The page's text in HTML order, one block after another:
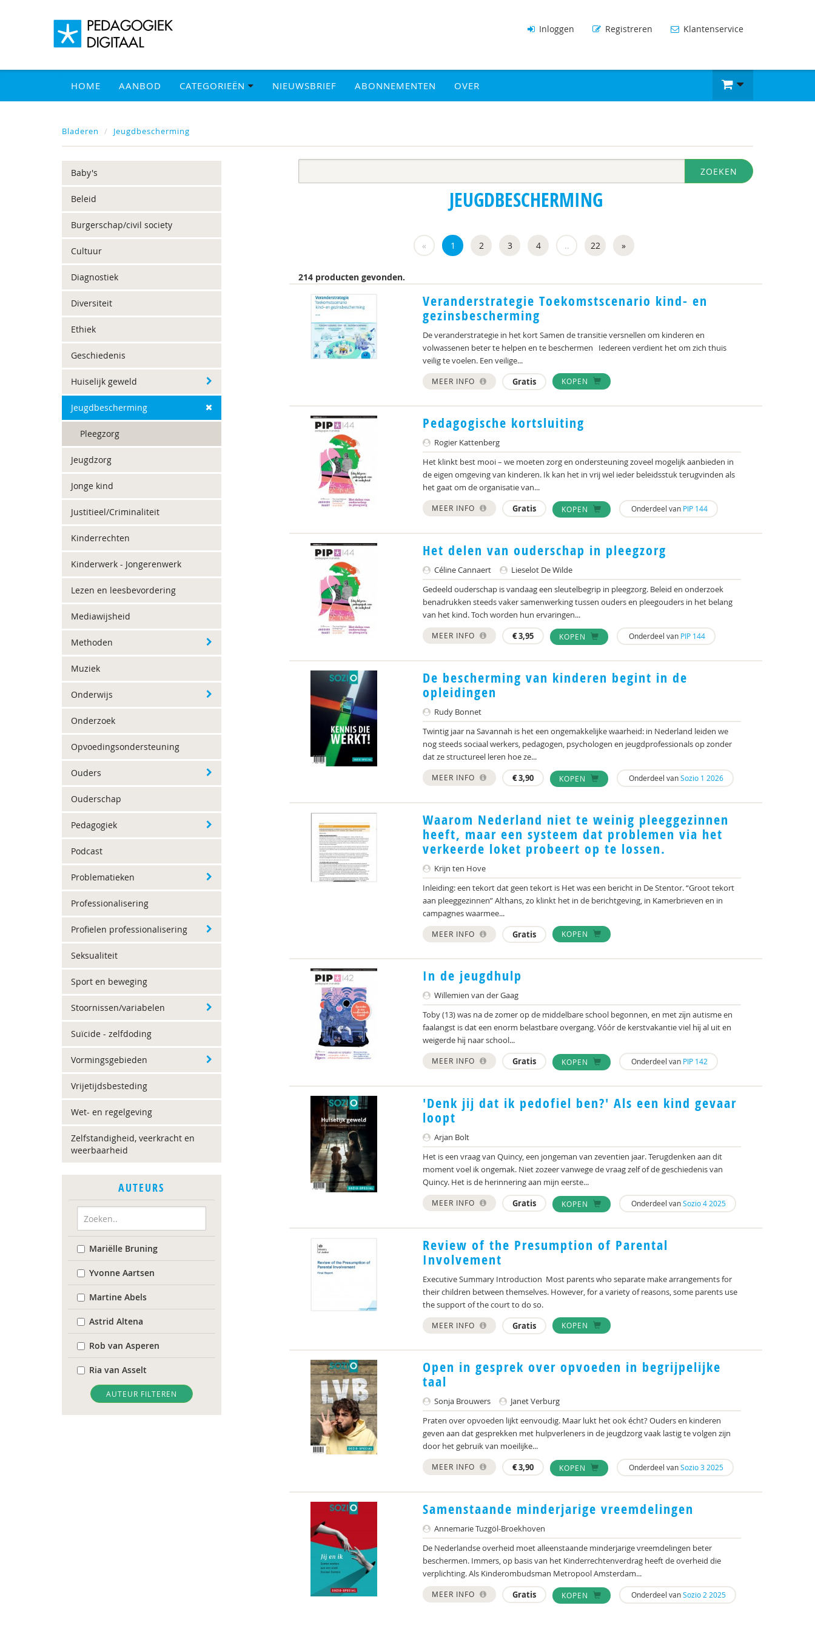
Inloggen Registreren Klantenservice
HOME AANBOD CATEGORIEËN NIEUWSBRIEF ABONNEMENTEN OVER
Bladeren Jeugdbescherming
Baby's
Beleid
Burgerschap/civil society
Cultuur
Diagnostiek
Diversiteit
Ethiek
Geschiedenis
Huiselijk geweld
Jeugdbescherming
Pleegzorg
Jeugdzorg
Jonge kind
Justitieel/Criminaliteit
Kinderrechten
Kinderwerk - Jongerenwerk
Lezen en leesbevordering
Mediawijsheid
Methoden
Muziek
Onderwijs
Onderzoek
Opvoedingsondersteuning
Ouders
Ouderschap
Pedagogiek
Podcast
Problematieken
Professionalisering
Profielen professionalisering
Seksualiteit
Sport en beweging
Stoornissen/variabelen
Suïcide - zelfdoding
Vormingsgebieden
Vrijetijdsbesteding
Wet- en regelgeving
Zelfstandigheid, veerkracht en
weerbaarheid
AUTEURS
Mariëlle Bruning
Yvonne Aartsen
Martine Abels
Astrid Altena
Rob van Asperen
Ria van Asselt
Mark Assink
Herman Baartman
AUTEUR FILTEREN
ZOEKEN
JEUGDBESCHERMING
« 1 2 3 4 .. 22 »
214 producten gevonden.
Veranderstrategie Toekomstscenario kind- en
gezinsbescherming
De veranderstrategie in het kort Samen de transitie versnellen om kinderen en
volwassenen beter te helpen en te beschermen Iedereen verdient het om zich thuis
veilig te voelen. Een veilige...
MEER INFO Gratis KOPEN
Pedagogische kortsluiting
Rogier Kattenberg
Het klinkt best mooi – we moeten zorg en ondersteuning zoveel mogelijk aanbieden in
de eigen omgeving van kinderen. Ik kan het in vrij wel ieder beleidsstuk terugvinden als
het gaat om de organisatie van...
MEER INFO Gratis KOPEN Onderdeel van PIP 144
Het delen van ouderschap in pleegzorg
Céline Cannaert
Lieselot De Wilde
Gedeeld ouderschap is vandaag een sleutelbegrip in pleegzorg. Beleid en onderzoek
benadrukken steeds vaker samenwerking tussen ouders en pleegouders in het belang
van het kind. Toch worden hun ervaringen...
MEER INFO €3,95 KOPEN Onderdeel van PIP 144
De bescherming van kinderen begint in de
opleidingen
Rudy Bonnet
Twintig jaar na Savannah is het een ongemakkelijke waarheid: in Nederland leiden we
nog steeds sociaal werkers, pedagogen, psychologen en jeugdprofessionals op zonder
dat ze structureel leren hoe ze...
MEER INFO €3,90 KOPEN Onderdeel vanSozio 1 2026
Waarom Nederland niet te weinig pleeggezinnen
heeft, maar een systeem dat problemen via het
verkeerde loket probeert op te lossen.
Krijn ten Hove
Inleiding: een tekort dat geen tekort is Het was een bericht in De Stentor. “Groot tekort
aan pleeggezinnen” Althans, zo klinkt het in de berichtgeving, in Kamerbrieven en in
campagnes waarmee...
MEER INFO Gratis KOPEN
In de jeugdhulp
Willemien van der Gaag
Toby (13) was na de zomer op de middelbare school begonnen, en met zĳn autisme en
faalangst is dat een enorm belastbare overgang. Vóór de kerstvakantie viel hĳ al uit en
weigerde hĳ naar school...
MEER INFO Gratis KOPEN Onderdeel van PIP 142
'Denk jij dat ik pedofiel ben?' Als een kind gevaar
loopt
Arjan Bolt
Het is een vraag van Quincy, een jongeman van zeventien jaar. Terugdenken aan dit
moment voel ik ongemak. Niet zozeer vanwege de vraag zelf of de geschiedenis van
Quincy. Het is de herinnering aan mijn eerste...
MEER INFO Gratis KOPEN Onderdeel vanSozio 4 2025
Review of the Presumption of Parental
Involvement
Executive Summary Introduction Most parents who separate make arrangements for
their children between themselves. However, for a variety of reasons, some parents use
the support of the court to do so.
MEER INFO Gratis KOPEN
Open in gesprek over opvoeden in begrijpelijke
taal
Sonja Brouwers
Janet Verburg
Praten over opvoeden lijkt eenvoudig. Maar lukt het ook écht? Ouders en kinderen
geven aan dat gesprekken met hulpverleners in de jeugdzorg vaak lastig te volgen zijn
door het gebruik van moeilijke...
MEER INFO €3,90 KOPEN Onderdeel vanSozio 3 2025
Samenstaande minderjarige vreemdelingen
Annemarie Tuzgöl-Broekhoven
De Nederlandse overheid moet alleenstaande minderjarige vreemdelingen beter
beschermen. Immers, op basis van het Kinderrechtenverdrag heeft de overheid die
verplichting. Als Kinderombudsman Metropool Amsterdam...
MEER INFO Gratis KOPEN Onderdeel vanSozio 2 2025